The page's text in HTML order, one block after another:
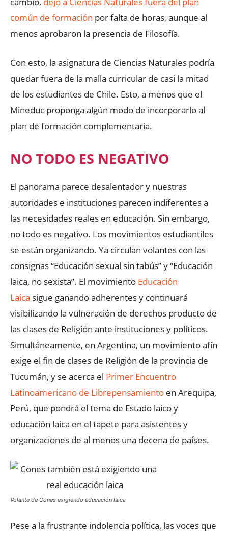
común de formación por falta de horas, aunque al
menos aprobaron la presencia de Filosofía.
Con esto, la asignatura de Ciencias Naturales podría
quedar fuera de la malla curricular de casi la mitad
de los estudiantes de Chile. Esto, a menos que el
Mineduc proponga algún modo de incorporarlo al
plan de formación complementaria.
NO TODO ES NEGATIVO
El panorama parece desalentador y nuestras
autoridades e instituciones parecen indiferentes a
las necesidades reales en educación. Sin embargo,
no todo es negativo. Los movimientos estudiantiles
se están organizando. Ya circulan volantes con las
consignas “Educación sexual sin tabús” y “Educación
laica, no sexista”. El movimiento Educación
Laica sigue ganando adherentes y continuará
visibilizando la vulneración de derechos producto de
las clases de Religión ante instituciones y políticos.
Simultáneamente, en Argentina, un movimiento afín
exige el fin de clases de Religión de la provincia de
Tucumán, y se acerca el Primer Encuentro
Latinoamericano de Librepensamiento en Arequipa,
Perú, que pondrá el tema de Estado laico y
educación laica en el tapete para asistentes y
organizaciones de al menos una decena de países.
Volante de Cones exigiendo educación laica
Pese a la frustrante indolencia política, las voces que